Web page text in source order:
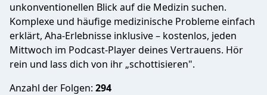
unkonventionellen Blick auf die Medizin suchen.
Komplexe und häufige medizinische Probleme einfach
erklärt, Aha-Erlebnisse inklusive – kostenlos, jeden
Mittwoch im Podcast-Player deines Vertrauens. Hör
rein und lass dich von ihr „schottisieren".
Anzahl der Folgen: 294